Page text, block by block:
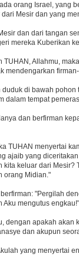
orang Israel, yang
Mesir dan yang
dan dari tangan
mereka Kuberikan
TUHAN, Allahmu,
mendengarkan
di bawah
dalam tempat
dan berfirman
TUHAN menyertai
ajaib yang
keluar dari
orang Midian."
"Pergilah
Aku mengutus engkau!"
dengan apakah
dan akupun
yang menyertai